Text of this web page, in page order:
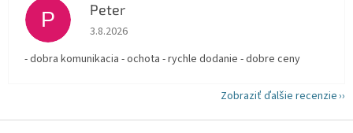
P Peter
Hodnotenie obchodu je 5 z 5 hviezdičiek.
3.8.2026
- dobra komunikacia - ochota - rychle dodanie - dobre ceny
Zobraziť ďalšie recenzie